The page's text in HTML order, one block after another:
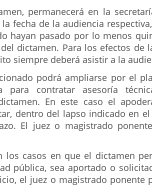
permanecerá en la
fecha de la audiencia
hayan pasado por lo menos
dictamen. Para los efectos de
siempre deberá asistir a la
podrá ampliarse por el
para contratar asesoría
En este caso el
dentro del lapso indicado en
El juez o magistrado
los casos en que el dictamen
pública, sea aportado o
el juez o magistrado ponente